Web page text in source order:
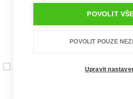
a nabídli mi nejlepší cenu a
vysněného domu. Zaškrtnutím
se zpracováním výše zadaných
partnerským
materiály jsou zapracovány do
Chci dostávat zdarma vstupenky
a zajímavé informace ze
POVOLIT
POVOLIT POUZE
Upravit